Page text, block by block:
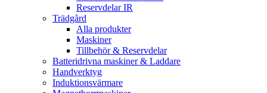
Reservdelar IR
Trädgård
Alla produkter
Maskiner
Tillbehör & Reservdelar
Batteridrivna maskiner & Laddare
Handverktyg
Induktionsvärmare